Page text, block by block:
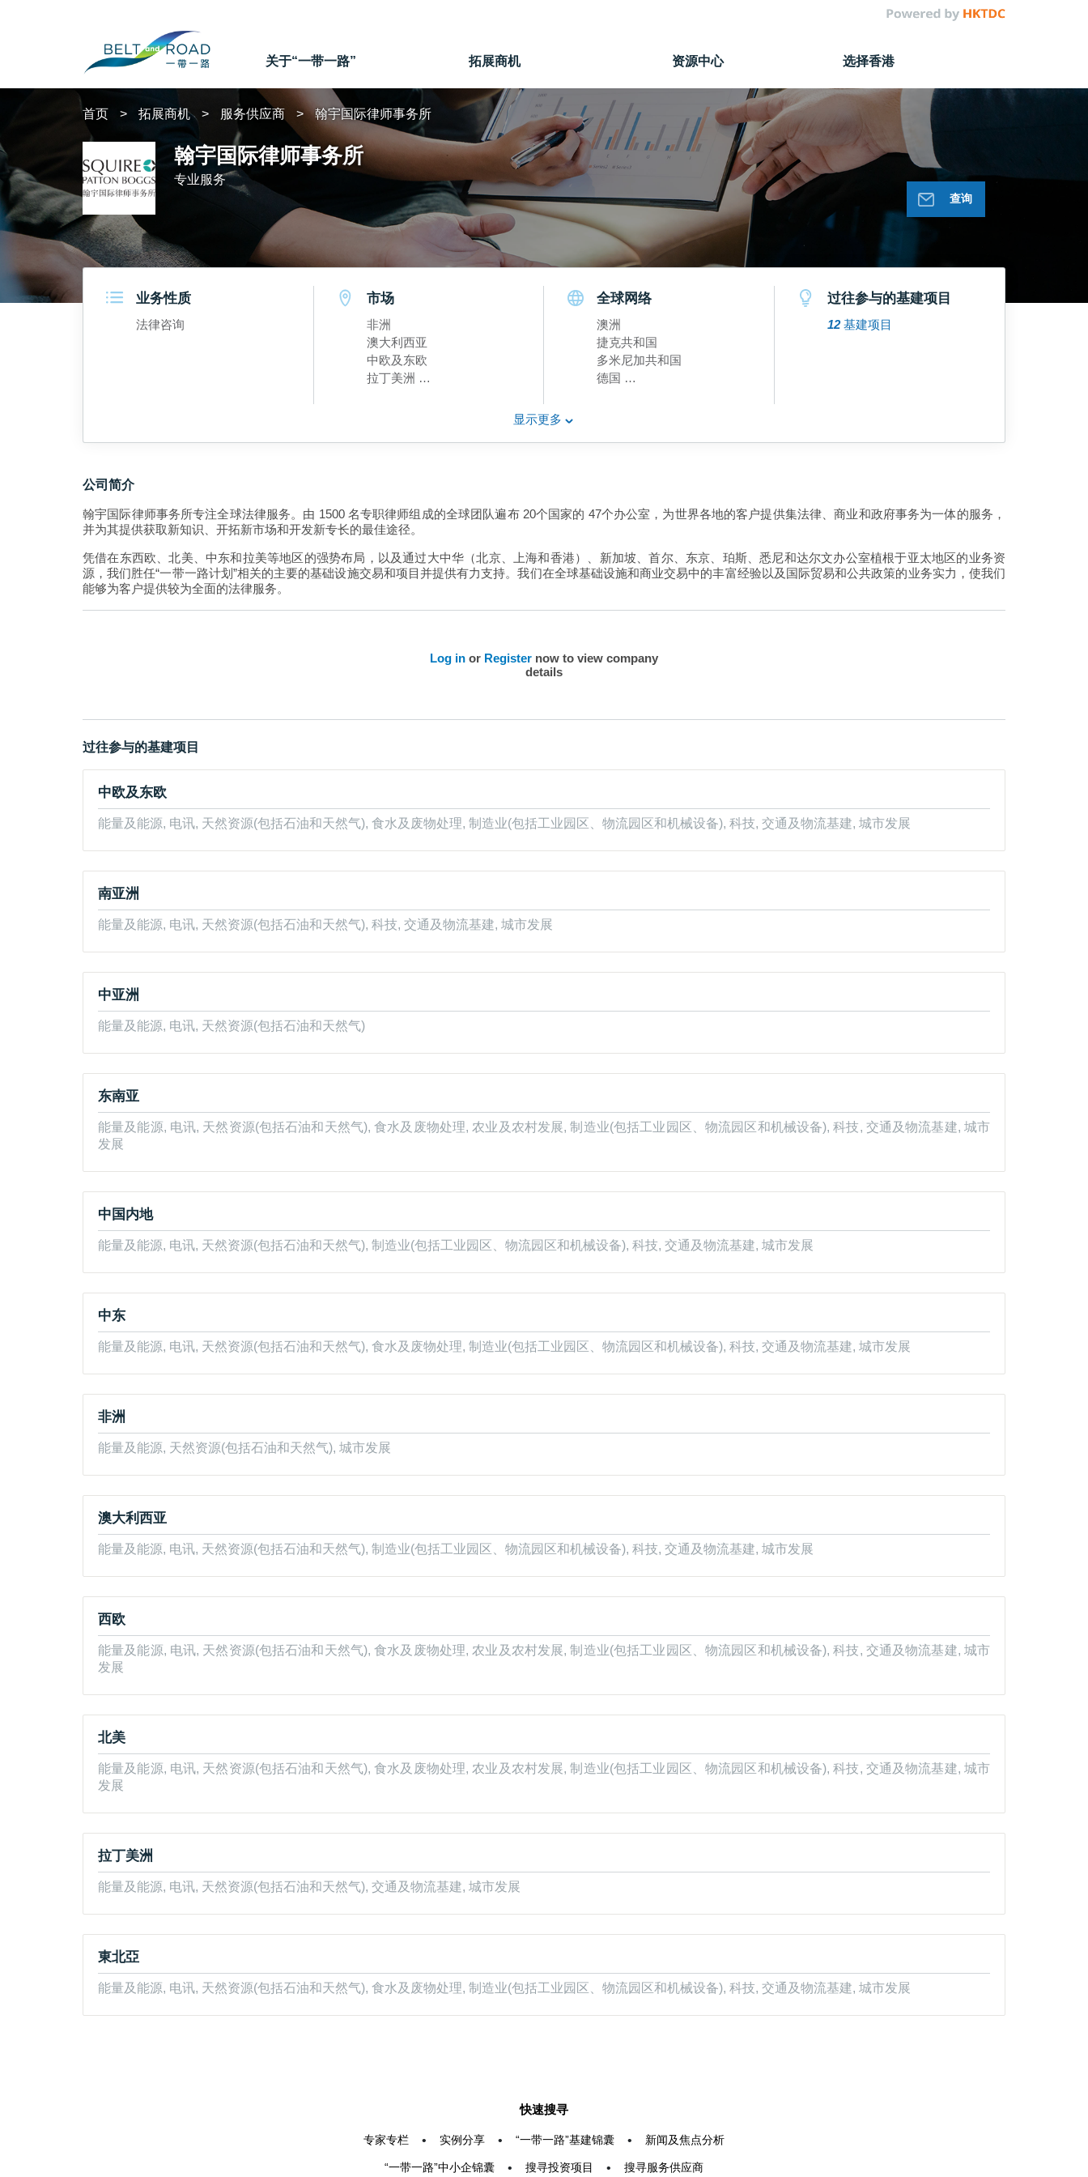
关于“一带一路” 拓展商机 资源中心 选择香港
首页 拓展商机 服务供应商 翰宇国际律师事务所
翰宇国际律师事务所
专业服务
查询
业务性质
法律咨询
市场
非洲
澳大利西亚
中欧及东欧
拉丁美洲
中亚洲
香港
全球网络
澳洲
捷克共和国
多米尼加共和国
德国
中国内地
过往参与的基建项目
12 基建项目
显示更多
公司简介
翰宇国际律师事务所专注全球法律服务。由 1500 名专职律师组成的全球团队遍布 20个国家的 47个办公室，为世界各地的客户提供集法律、商业和政府事务为一体的服务，
并为其提供获取新知识、开拓新市场和开发新专长的最佳途径。
凭借在东西欧、北美、中东和拉美等地区的强势布局，以及通过大中华（北京、上海和香港）、新加坡、首尔、东京、珀斯、悉尼和达尔文办公室植根于亚太地区的业务资
源，我们胜任“一带一路计划”相关的主要的基础设施交易和项目并提供有力支持。我们在全球基础设施和商业交易中的丰富经验以及国际贸易和公共政策的业务实力，使我们
能够为客户提供较为全面的法律服务。
Log in or Register now to view company
details
过往参与的基建项目
中欧及东欧
能量及能源, 电讯, 天然资源(包括石油和天然气), 食水及废物处理, 制造业(包括工业园区、物流园区和机械设备), 科技, 交通及物流基建, 城市发展
南亚洲
能量及能源, 电讯, 天然资源(包括石油和天然气), 科技, 交通及物流基建, 城市发展
中亚洲
能量及能源, 电讯, 天然资源(包括石油和天然气)
东南亚
能量及能源, 电讯, 天然资源(包括石油和天然气), 食水及废物处理, 农业及农村发展, 制造业(包括工业园区、物流园区和机械设备), 科技, 交通及物流基建, 城市
发展
中国内地
能量及能源, 电讯, 天然资源(包括石油和天然气), 制造业(包括工业园区、物流园区和机械设备), 科技, 交通及物流基建, 城市发展
中东
能量及能源, 电讯, 天然资源(包括石油和天然气), 食水及废物处理, 制造业(包括工业园区、物流园区和机械设备), 科技, 交通及物流基建, 城市发展
非洲
能量及能源, 天然资源(包括石油和天然气), 城市发展
澳大利西亚
能量及能源, 电讯, 天然资源(包括石油和天然气), 制造业(包括工业园区、物流园区和机械设备), 科技, 交通及物流基建, 城市发展
西欧
能量及能源, 电讯, 天然资源(包括石油和天然气), 食水及废物处理, 农业及农村发展, 制造业(包括工业园区、物流园区和机械设备), 科技, 交通及物流基建, 城市
发展
北美
能量及能源, 电讯, 天然资源(包括石油和天然气), 食水及废物处理, 农业及农村发展, 制造业(包括工业园区、物流园区和机械设备), 科技, 交通及物流基建, 城市
发展
拉丁美洲
能量及能源, 电讯, 天然资源(包括石油和天然气), 交通及物流基建, 城市发展
東北亞
能量及能源, 电讯, 天然资源(包括石油和天然气), 食水及废物处理, 制造业(包括工业园区、物流园区和机械设备), 科技, 交通及物流基建, 城市发展
快速搜寻
专家专栏 • 实例分享 • “一带一路”基建锦囊 • 新闻及焦点分析
“一带一路”中小企锦囊 • 搜寻投资项目 • 搜寻服务供应商